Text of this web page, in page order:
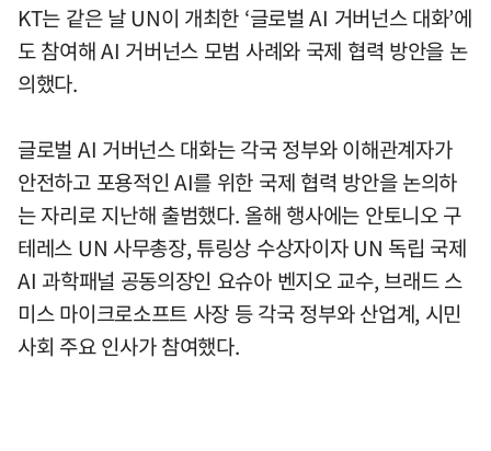
KT는 같은 날 UN이 개최한 ‘글로벌 AI 거버넌스 대화’에
도 참여해 AI 거버넌스 모범 사례와 국제 협력 방안을 논
의했다.
글로벌 AI 거버넌스 대화는 각국 정부와 이해관계자가
안전하고 포용적인 AI를 위한 국제 협력 방안을 논의하
는 자리로 지난해 출범했다. 올해 행사에는 안토니오 구
테레스 UN 사무총장, 튜링상 수상자이자 UN 독립 국제
AI 과학패널 공동의장인 요슈아 벤지오 교수, 브래드 스
미스 마이크로소프트 사장 등 각국 정부와 산업계, 시민
사회 주요 인사가 참여했다.